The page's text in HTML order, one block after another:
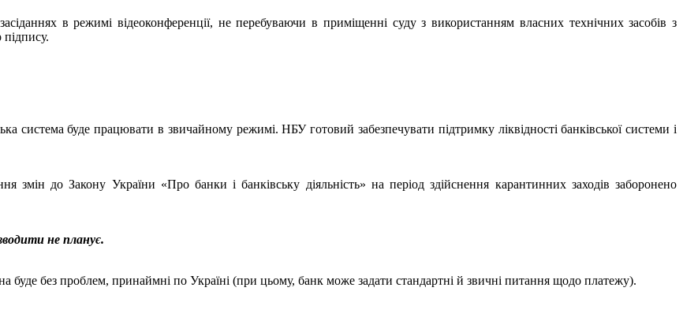
в режимі відеоконференції, не перебуваючи в приміщенні суду з використанням власних технічних засобів з
система буде працювати в звичайному режимі. НБУ готовий забезпечувати підтримку ліквідності банківської системи і
до Закону України «Про банки і банківську діяльність» на період здійснення карантинних заходів заборонено
не планує.
буде без проблем, принаймні по Україні (при цьому, банк може задати стандартні й звичні питання щодо платежу).